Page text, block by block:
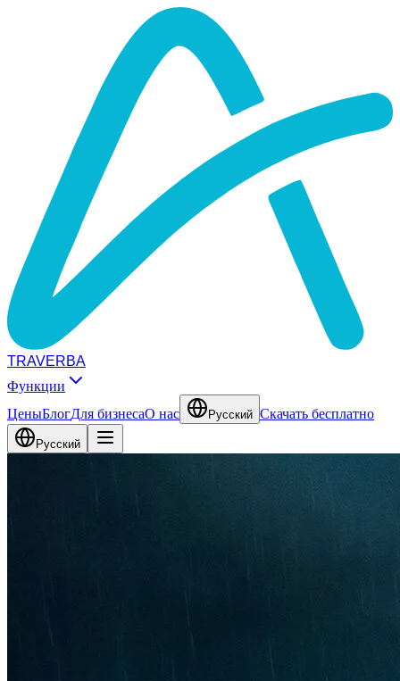
TRAVERBA
Функции
ЦеныБлогДля бизнесаО нас Русский Скачать бесплатно
Русский